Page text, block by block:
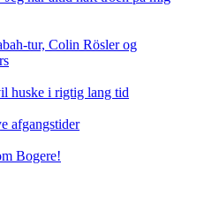
tur, Colin Rösler og
huske i rigtig lang tid
afgangstider
Bogere!